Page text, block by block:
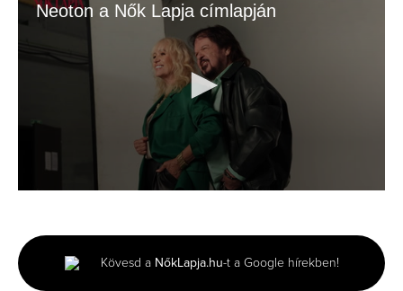
Neoton a Nők Lapja címlapján
minutes,
2
seconds
Kövesd a NőkLapja.hu-t a Google hírekben!